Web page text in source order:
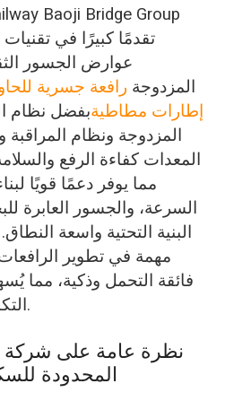
عوارض الجسور
ME400+400t المزدوجة رافعة جسرية
إطارات مطاطيةبفضل نظام
المزدوجة ونظام المراقبة
المعدات كفاءة الرفع
مما يوفر دعمًا قويًا
السرعة، والجسور العابرة
البنية التحتية واسعة
مهمة في تطوير
فائقة التحمل وذكية، مما
التكنولوجي في هذا القطاع.
نظرة عامة على
المحدودة